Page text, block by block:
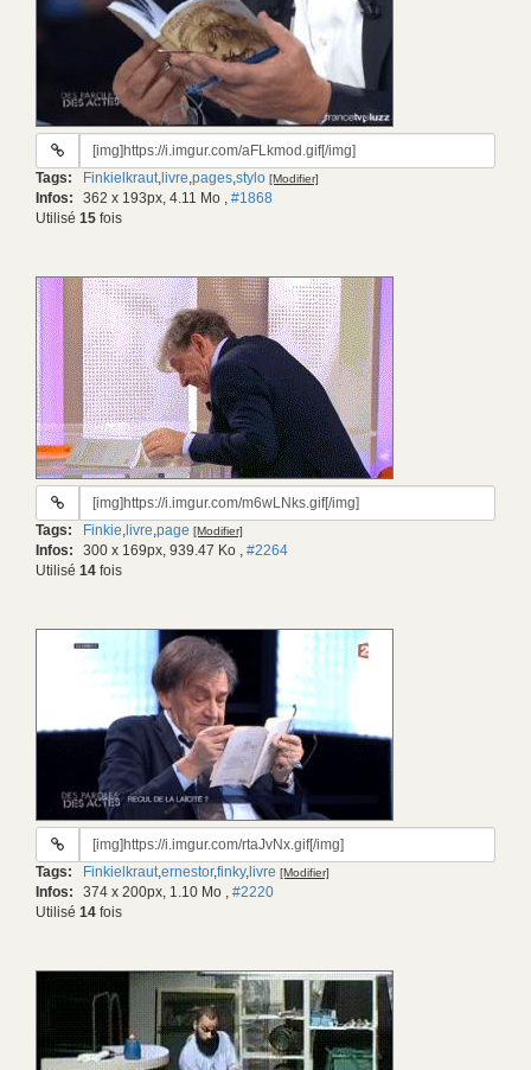
URL
gif:
Tags: Finkielkraut, livre,pages,stylo [Modifier]
Infos: 362 x 193px, 4.11 Mo , #1868
Utilisé 15 fois
URL
gif:
Tags: Finkie, livre,page [Modifier]
Infos: 300 x 169px, 939.47 Ko , #2264
Utilisé 14 fois
URL
gif:
Tags: Finkielkraut,ernestor,finky, livre [Modifier]
Infos: 374 x 200px, 1.10 Mo , #2220
Utilisé 14 fois